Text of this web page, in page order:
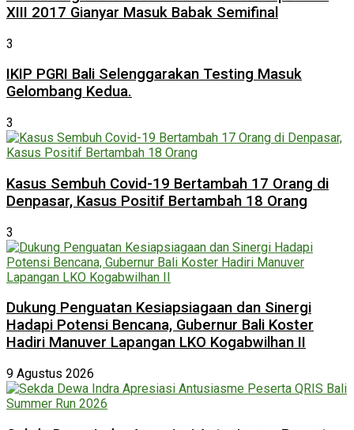
XIII 2017 Gianyar Masuk Babak Semifinal
3
IKIP PGRI Bali Selenggarakan Testing Masuk
Gelombang Kedua.
3
Kasus Sembuh Covid-19 Bertambah 17 Orang di
Denpasar, Kasus Positif Bertambah 18 Orang
3
Dukung Penguatan Kesiapsiagaan dan Sinergi
Hadapi Potensi Bencana, Gubernur Bali Koster
Hadiri Manuver Lapangan LKO Kogabwilhan II
9 Agustus 2026